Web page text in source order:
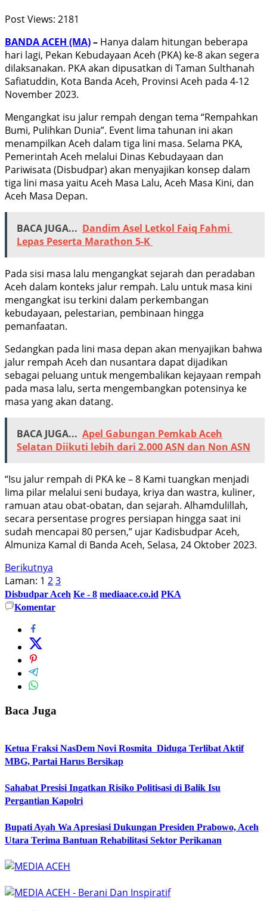
Post Views: 2181
BANDA ACEH (MA)– Hanya dalam hitungan beberapa
hari lagi, Pekan Kebudayaan Aceh (PKA) ke-8 akan segera
dilaksanakan. PKA akan dipusatkan di Taman Sulthanah
Safiatuddin, Kota Banda Aceh, Provinsi Aceh pada 4-12
November 2023.
Mengangkat isu jalur rempah dengan tema “Rempahkan
Bumi, Pulihkan Dunia”. Event lima tahunan ini akan
menampilkan Aceh dalam tiga lini masa. Selama PKA,
Pemerintah Aceh melalui Dinas Kebudayaan dan
Pariwisata (Disbudpar) akan menyajikan konsep dalam
tiga lini masa yaitu Aceh Masa Lalu, Aceh Masa Kini, dan
Aceh Masa Depan.
BACA JUGA... Dandim Asel Letkol Faiq Fahmi
Lepas Peserta Marathon 5-K
Pada sisi masa lalu mengangkat sejarah dan peradaban
Aceh dalam konteks jalur rempah. Lalu untuk masa kini
mengangkat isu terkini dalam perkembangan
kebudayaan, pelestarian, pembinaan hingga
pemanfaatan.
Sedangkan pada lini masa depan akan menyajikan bahwa
jalur rempah Aceh dan nusantara dapat dijadikan
sebagai peluang untuk mengembalikan kejayaan rempah
pada masa lalu, serta mengembangkan potensinya ke
masa yang akan datang.
BACA JUGA... Apel Gabungan Pemkab Aceh
Selatan Diikuti lebih dari 2.000 ASN dan Non ASN
“Isu jalur rempah di PKA ke – 8 Kami tuangkan menjadi
lima pilar melalui seni budaya, kriya dan wastra, kuliner,
ramuan atau obat-obatan, dan sejarah. Alhamdulillah,
secara persentase progres persiapan hingga saat ini
sudah mencapai 80 persen,” ujar Kadisbudpar Aceh,
Almuniza Kamal di Banda Aceh, Selasa, 24 Oktober 2023.
Berikutnya
Laman: 1 23
Disbudpar Aceh Ke - 8 mediaace.co.id PKA
Komentar
Baca Juga
Ketua Fraksi NasDem Novi Rosmita Diduga Terlibat Aktif
MBG, Partai Harus Bersikap
Sahabat Presisi Ingatkan Risiko Politisasi di Balik Isu
Pergantian Kapolri
Bupati Ayah Wa Apresiasi Dukungan Presiden Prabowo, Aceh
Utara Terima Bantuan Rehabilitasi Sektor Perikanan